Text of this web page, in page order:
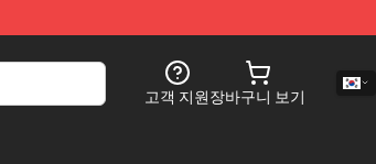
고객 지원장바구니 보기